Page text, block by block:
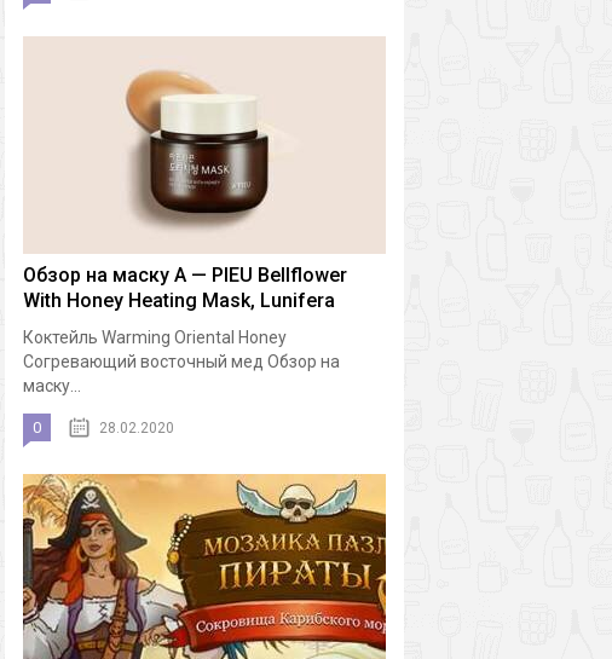
Обзор на маску A — PIEU Bellflower
With Honey Heating Mask, Lunifera
Коктейль Warming Oriental Honey
Согревающий восточный мед Обзор на
маску...
0 28.02.2020